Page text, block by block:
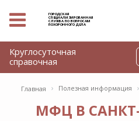
ГОРОДСКАЯ
СПЕЦИАЛИЗИРОВАННАЯ
СЛУЖБА ПО ВОПРОСАМ
ПОХОРОННОГО ДЕЛА
Главная › Полезная информация ›
МФЦ В
Круглосуточная
справочная